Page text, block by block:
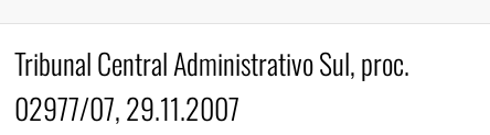
Tribunal Central Administrativo Sul, proc.
02977/07, 29.11.2007